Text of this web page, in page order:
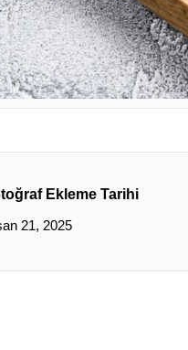
Ekleme Tarihi
21, 2025